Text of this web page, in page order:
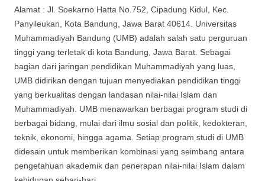
Alamat : Jl. Soekarno Hatta No.752, Cipadung Kidul, Kec.
Panyileukan, Kota Bandung, Jawa Barat 40614. Universitas
Muhammadiyah Bandung (UMB) adalah salah satu perguruan
tinggi yang terletak di kota Bandung, Jawa Barat. Sebagai
bagian dari jaringan pendidikan Muhammadiyah yang luas,
UMB didirikan dengan tujuan menyediakan pendidikan tinggi
yang berkualitas dengan landasan nilai-nilai Islam dan
Muhammadiyah. UMB menawarkan berbagai program studi di
berbagai bidang, mulai dari ilmu sosial dan politik, kedokteran,
teknik, ekonomi, hingga agama. Setiap program studi di UMB
didesain untuk memberikan kombinasi yang seimbang antara
pengetahuan akademik dan penerapan nilai-nilai Islam dalam